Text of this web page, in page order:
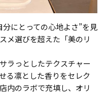
にとっての心地よさ”を見
メ選びを超えた「美のリ
ラっとしたテクスチャー
る凛とした香りをセレク
内のラボで充填し、オリ